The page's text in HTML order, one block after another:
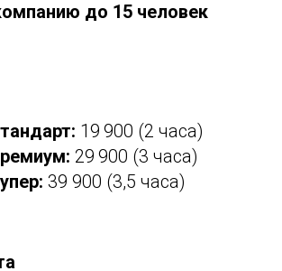
до 15 человек
19 900 (2 часа)
29 900 (3 часа)
39 900 (3,5 часа)